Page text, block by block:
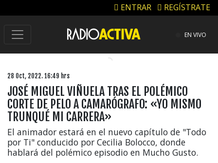
ENTRAR REGÍSTRATE
EN VIVO
28 Oct, 2022. 16:49 hrs
JOSÉ MIGUEL VIÑUELA TRAS EL POLÉMICO
CORTE DE PELO A CAMARÓGRAFO: «YO MISMO
TRUNQUÉ MI CARRERA»
El animador estará en el nuevo capítulo de "Todo
por Ti" conducido por Cecilia Bolocco, donde
hablará del polémico episodio en Mucho Gusto.